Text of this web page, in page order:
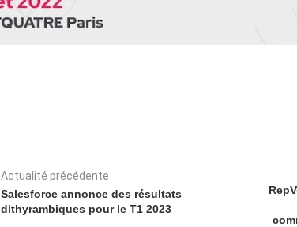
Actualité précédente
Salesforce annonce des résultats
dithyrambiques pour le T1 2023